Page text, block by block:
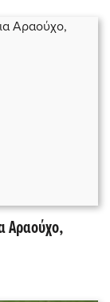
Αραούχο,